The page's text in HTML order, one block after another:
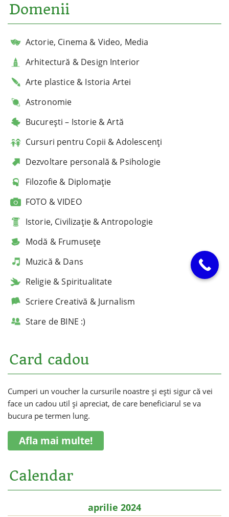
Domenii
Actorie, Cinema & Video, Media
Arhitectură & Design Interior
Arte plastice & Istoria Artei
Astronomie
București – Istorie & Artă
Cursuri pentru Copii & Adolescenți
Dezvoltare personală & Psihologie
Filozofie & Diplomație
FOTO & VIDEO
Istorie, Civilizație & Antropologie
Modă & Frumusețe
Muzică & Dans
Religie & Spiritualitate
Scriere Creativă & Jurnalism
Stare de BINE :)
Card cadou
Cumperi un voucher la cursurile noastre și ești sigur că vei
face un cadou util și apreciat, de care beneficiarul se va
bucura pe termen lung.
Afla mai multe!
Calendar
aprilie 2024